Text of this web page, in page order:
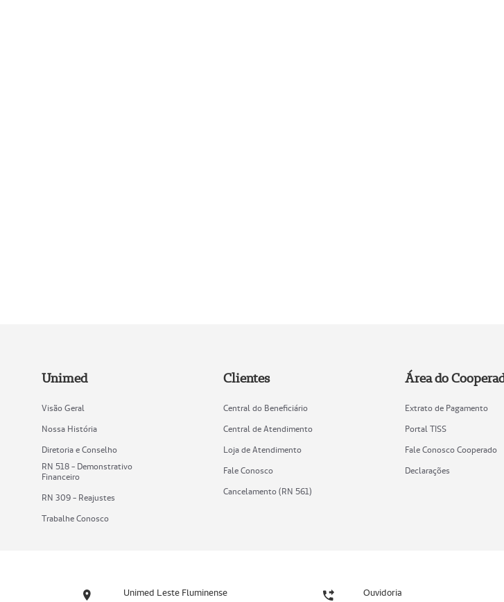
Unimed
Visão Geral
Nossa História
Diretoria e Conselho
RN 518 - Demonstrativo
Financeiro
RN 309 - Reajustes
Trabalhe Conosco
Clientes
Central do Beneficiário
Central de Atendimento
Loja de Atendimento
Fale Conosco
Cancelamento (RN 561)
Área do
Extrato de Pagamento
Portal TISS
Fale Conosco Cooperado
Declarações
Unimed Leste Fluminense Ouvidoria